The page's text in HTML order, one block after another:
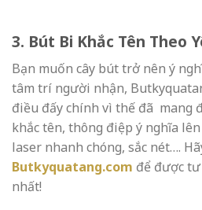
3. Bút Bi Khắc Tên Theo
Bạn muốn cây bút trở nên ý
tâm trí người nhận,
điều đấy chính vì thế đã mang
khắc tên, thông điệp ý nghĩa
laser nhanh chóng, sắc nét….
Butkyquatang.com để được
nhất!